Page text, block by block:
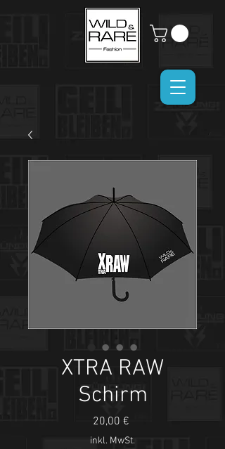
XTRA RAW
Schirm
20,00 €Preis
inkl. MwSt.